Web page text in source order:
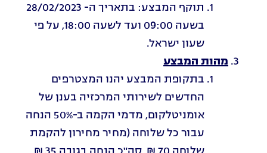
תוקף המבצע: בתאריך ה- 28/02/2023
בשעה 09:00 ועד לשעה 18:00, על פי
שעון ישראל.
מהות המבצע
בתקופת המבצע יהנו המצטרפים
החדשים לשירותי המרכזיה בענן של
אומניטלקום, מדמי הקמה ב-50% הנחה
עבור כל שלוחה (מחיר מחירון להקמת
שלוחה 70 ₪, סה"כ הנחה בגובה 35 ₪